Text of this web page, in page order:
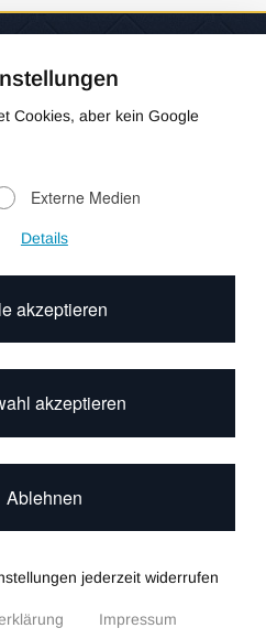
und Chalets für Ihren Urlaub.
Impressum
eingegebenen
Anfrage beantwortet werden
Cookies, aber kein Google
Externe Medien
Details
akzeptieren
akzeptieren
Ablehnen
jederzeit widerrufen
Impressum